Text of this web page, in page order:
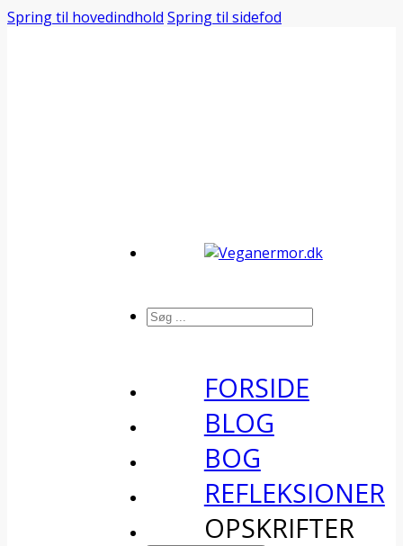
Spring til hovedindhold Spring til sidefod
Søg
FORSIDE
BLOG
BOG
REFLEKSIONER
OPSKRIFTER